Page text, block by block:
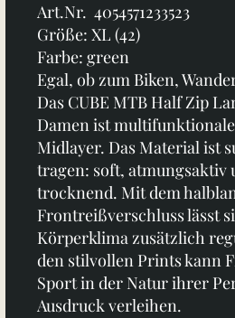
Art.Nr. 4054571233523
Größe: XL (42)
Farbe: green
Egal, ob zum Biken,
Das CUBE MTB Half Zip
Damen ist
Midlayer. Das Material ist
tragen: soft, atmungsaktiv
trocknend. Mit dem
Frontreißverschluss lässt
Körperklima zusätzlich
den stilvollen Prints kann
Sport in der Natur ihrer
Ausdruck verleihen.